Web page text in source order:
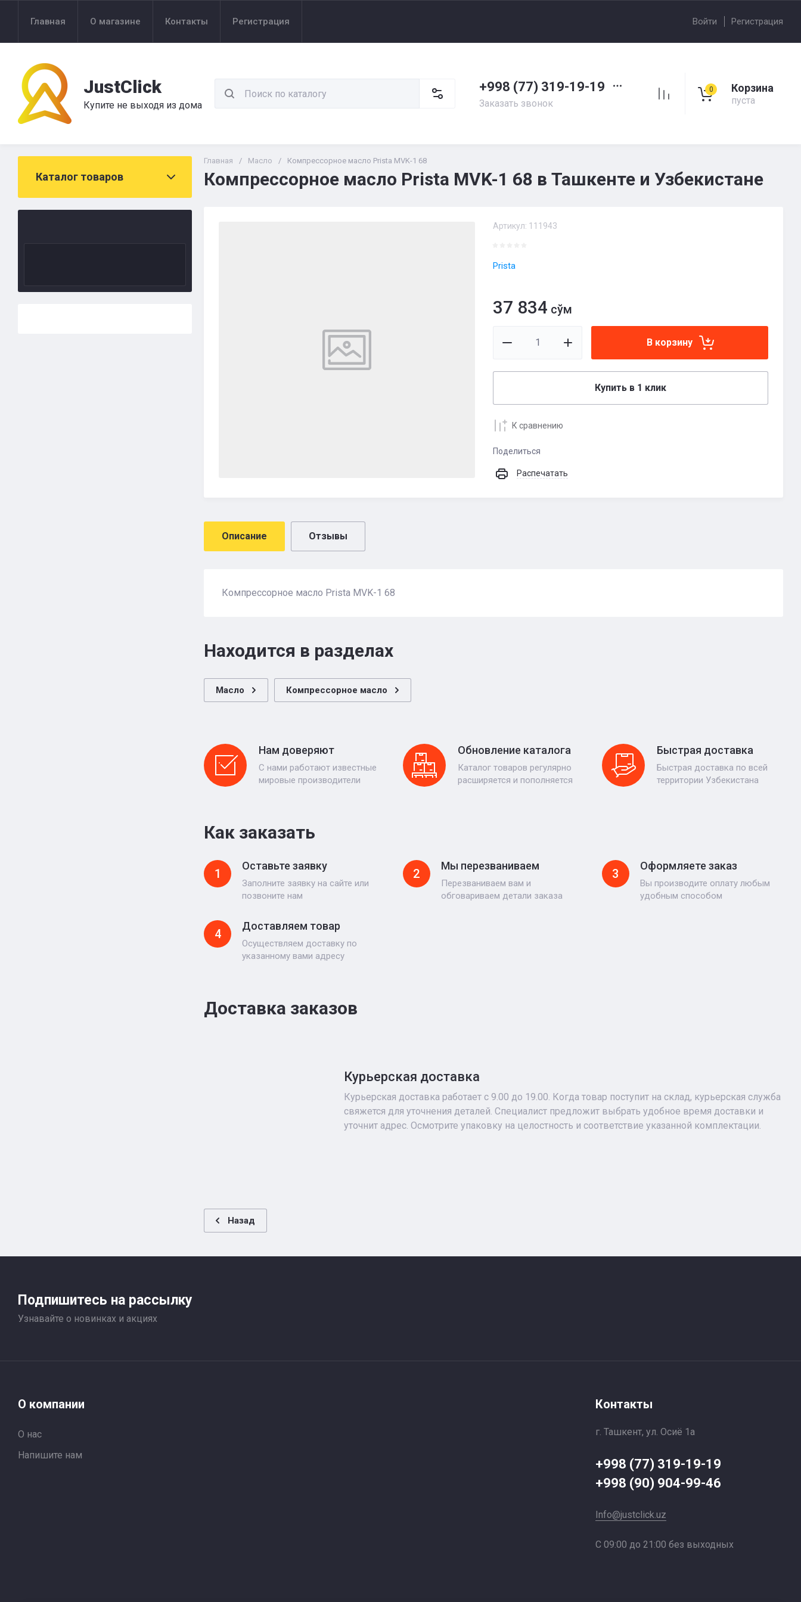
Главная О магазине Контакты Регистрация Войти Регистрация
JustClick
Купите не выходя из дома
+998 (77) 319-19-19
Заказать звонок
0 Корзина
пуста
Каталог товаров
Главная / Масло / Компрессорное масло Prista MVK-1 68
Компрессорное масло Prista MVK-1 68 в Ташкенте и Узбекистане
Артикул: 111943
Prista
37 834 сўм
В корзину
Купить в 1 клик
К сравнению
Поделиться
Распечатать
Описание Отзывы
Компрессорное масло Prista MVK-1 68
Находится в разделах
Масло Компрессорное масло
Нам доверяют
С нами работают известные
мировые производители
Обновление каталога
Каталог товаров регулярно
расширяется и пополняется
Быстрая доставка
Быстрая доставка по всей
территории Узбекистана
Как заказать
1
Оставьте заявку
Заполните заявку на сайте или
позвоните нам
2
Мы перезваниваем
Перезваниваем вам и
обговариваем детали заказа
3
Оформляете заказ
Вы производите оплату любым
удобным способом
4
Доставляем товар
Осуществляем доставку по
указанному вами адресу
Доставка заказов
Курьерская доставка
Курьерская доставка работает с 9.00 до 19.00. Когда товар поступит на склад, курьерская служба
свяжется для уточнения деталей. Специалист предложит выбрать удобное время доставки и
уточнит адрес. Осмотрите упаковку на целостность и соответствие указанной комплектации.
Назад
Подпишитесь на рассылку
Узнавайте о новинках и акциях
О компании
О нас
Напишите нам
Контакты
г. Ташкент, ул. Осиё 1a
+998 (77) 319-19-19
+998 (90) 904-99-46
Info@justclick.uz
С 09:00 до 21:00 без выходных